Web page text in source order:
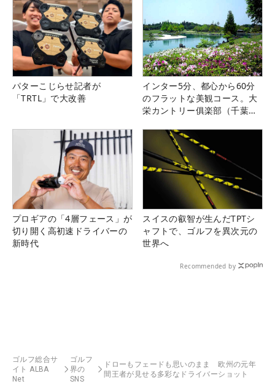
パターこじらせ記者が
「TRTL」で大改善
インター5分、都心から60分
のフラットな美観コース。大
栄カントリー俱楽部（千葉
プロギアの「4層フェース」が
切り開く高初速ドライバーの
新時代
スイスの叡智が生んだTPTシ
ャフトで、ゴルフを異次元の
世界へ
Recommended by
ゴルフ総合サ
イト ALBA
Net
ゴルフ
界の
SNS
ドローもフェードも思いのまま 欧州の元年
間王者が見せる多彩なドライバーショット